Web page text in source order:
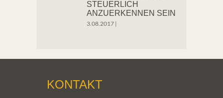
STEUERLICH
ANZUERKENNEN SEIN
3.08.2017 |
KONTAKT